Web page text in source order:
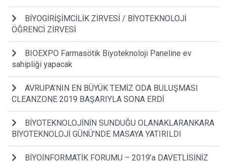
BİYOGİRİŞİMCİLİK ZİRVESİ / BİYOTEKNOLOJİ
ÖĞRENCİ ZİRVESİ
BIOEXPO Farmasötik Biyoteknoloji Paneline ev
sahipliği yapacak
AVRUPA’NIN EN BÜYÜK TEMİZ ODA BULUŞMASI
CLEANZONE 2019 BAŞARIYLA SONA ERDİ
BİYOTEKNOLOJİNİN SUNDUĞU OLANAKLARANKARA
BİYOTEKNOLOJİ GÜNÜ’NDE MASAYA YATIRILDI
BİYOİNFORMATİK FORUMU – 2019’a DAVETLİSİNİZ